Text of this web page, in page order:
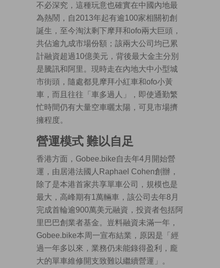
不必深究，這種玩意也確實在中國內地最
為熱鬧，自2013年起有逾100家相關初創
誕生，至今淘汰剩下摩拜和ofo兩大巨頭，
共佔逾九成市場份額；該兩大公司均已累
計融資超過10億美元，背後最大金主分別
是騰訊和阿里。現時走在內地大中小型城
市街頭，隨處都見摩拜小紅車和ofo小黃
車，而且往往「車多過人」，即使通勤繁
忙時間仍有大量空車曬太陽，可見市場擠
擁程度。
營運模式 難以自足
香港方面，Gobee.bike自去年4月開始營
運，由居港法國人Raphael Cohen創辦，
除了是本港首家共享單車公司，規模也是
最大，高峰期有1萬輛車，該公司去年8月
完成首輪逾900萬美元融資，投資者包括阿
里巴巴創業者基金。豈料融資未滿一年，
Gobee.bike本周一宣布結業，原因是「經
過一年多以來，業務仍未能錄得盈利，龐
大的單車維修開支致難以繼續營運」。